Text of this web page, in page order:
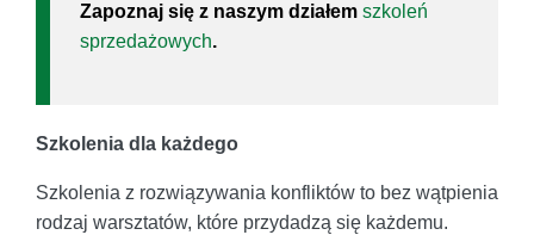
Zapoznaj się z naszym działem szkoleń
sprzedażowych.
Szkolenia dla każdego
Szkolenia z rozwiązywania konfliktów to bez wątpienia
rodzaj warsztatów, które przydadzą się każdemu.